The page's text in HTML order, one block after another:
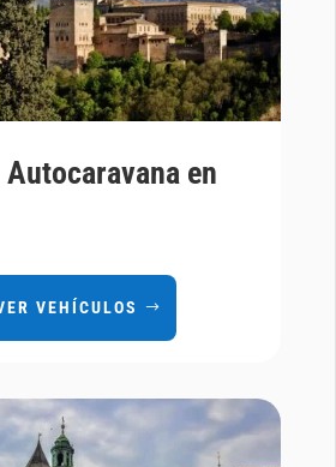
en
VEHÍCULOS